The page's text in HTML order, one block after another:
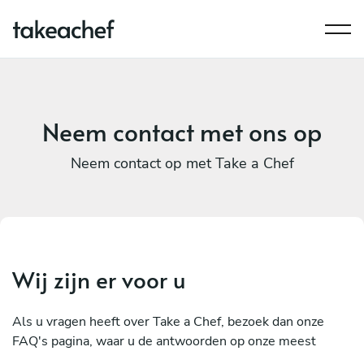
Neem contact met ons op
Neem contact op met Take a Chef
Wij zijn er voor u
Als u vragen heeft over Take a Chef, bezoek dan onze
FAQ's pagina, waar u de antwoorden op onze meest